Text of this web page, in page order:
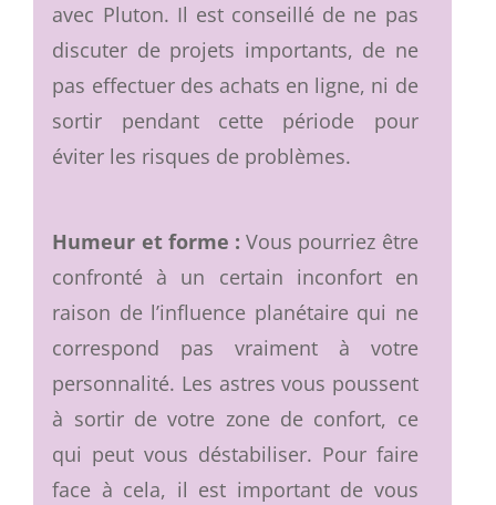
avec Pluton. Il est conseillé de ne pas
discuter de projets importants, de ne
pas effectuer des achats en ligne, ni de
sortir pendant cette période pour
éviter les risques de problèmes.
Humeur et forme : Vous pourriez être
confronté à un certain inconfort en
raison de l’influence planétaire qui ne
correspond pas vraiment à votre
personnalité. Les astres vous poussent
à sortir de votre zone de confort, ce
qui peut vous déstabiliser. Pour faire
face à cela, il est important de vous